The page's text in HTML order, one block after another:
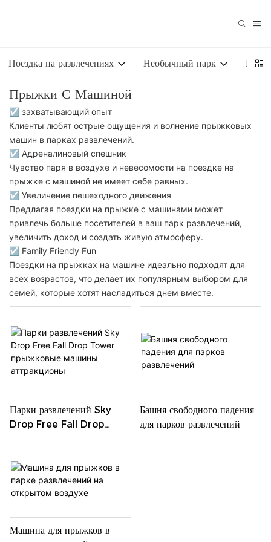
Поездка на развлечениях Необычный парк
Прыжки С Машиной
☑ захватывающий опыт
Клиенты любят острые ощущения и волнение прыжковых
машин в парках развлечений.
☑ Адреналиновый спешник
Чувство паря в воздухе и невесомости на поездке на
прыжке с машиной не имеет себе равных.
☑ Увеличение пешеходного движения
Предлагая поездки на прыжке с машинами может
привлечь больше посетителей в ваш парк развлечений,
увеличить доход и создать живую атмосферу.
☑ Family Friendy Fun
Поездки на прыжках на машине идеально подходят для
всех возрастов, что делает их популярным выбором для
семей, которые хотят насладиться днем ​​вместе.
Парки развлечений Sky
Drop Free Fall Drop
Башня свободного падения
для парков развлечений
Машина для прыжков в